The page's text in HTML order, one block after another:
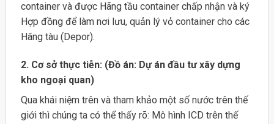
container và được Hãng tầu container chấp nhận và ký
Hợp đồng để làm nơi lưu, quản lý vỏ container cho các
Hãng tàu (Depor).
2. Cơ sở thực tiễn: (Đồ án: Dự án đầu tư xây dựng
kho ngoại quan)
Qua khái niệm trên và tham khảo một số nước trên thế
giới thì chúng ta có thể thấy rõ: Mô hình ICD trên thế